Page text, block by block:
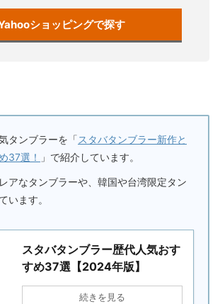
ショッピングで探す
タンブラーを「スタバタンブラー新作と
37選！
」で紹介しています。
アなタンブラーや、韓国や台湾限定タン
います。
スタバタンブラー歴代人気おす
すめ37選【2024年版】
続きを見る